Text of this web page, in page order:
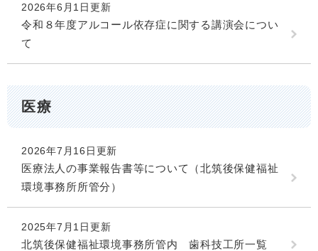
2026年6月1日更新
令和８年度アルコール依存症に関する講演会につい
て
医療
2026年7月16日更新
医療法人の事業報告書等について（北筑後保健福祉
環境事務所所管分）
2025年7月1日更新
北筑後保健福祉環境事務所管内 歯科技工所一覧